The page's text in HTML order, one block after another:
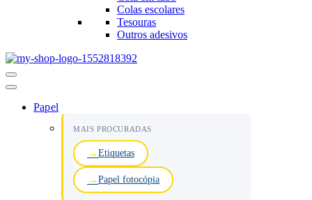
Colas escolares
Tesouras
Outros adesivos
Menu
de
Papel
MAIS PROCURADAS
Etiquetas
Papel fotocópia